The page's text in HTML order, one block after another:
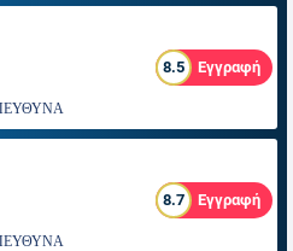
8.5 Εγγραφή
8.7 Εγγραφή